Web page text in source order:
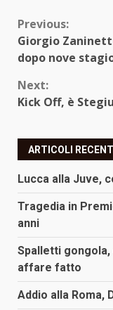
Continue
Reading
Previous:
Giorgio
dopo nove
Next:
Kick Off, è
ARTICOLI RECENTI
Lucca alla Juve,
Tragedia in
anni
Spalletti gongola,
affare fatto
Addio alla Roma,